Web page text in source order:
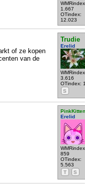
1.667
OTindex:
12.023
Trudie
Erelid
3.616
OTindex:
S
of ze kopen
van de
Erelid
859
OTindex:
5.563
T
S